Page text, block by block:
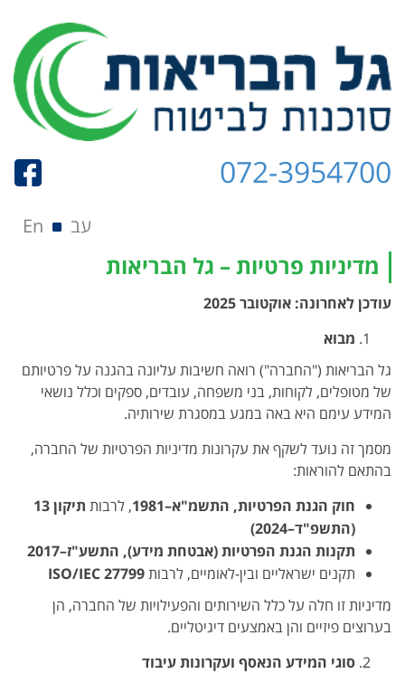
072-3954700
עב En
מדיניות פרטיות – גל הבריאות
עודכן לאחרונה: אוקטובר 2025
מבוא
גל הבריאות ("החברה") רואה חשיבות עליונה בהגנה על פרטיותם
של מטופלים, לקוחות, בני משפחה, עובדים, ספקים וכלל נושאי
המידע עימם היא באה במגע במסגרת שירותיה.
מסמך זה נועד לשקף את עקרונות מדיניות הפרטיות של החברה,
בהתאם להוראות:
חוק הגנת הפרטיות, התשמ"א–1981
, לרבות
תיקון 13
(התשפ"ד–2024)
תקנות הגנת הפרטיות (אבטחת מידע), התשע"ז–2017
תקנים ישראליים ובין-לאומיים, לרבותISO/IEC 27799
מדיניות זו חלה על כלל השירותים והפעילויות של החברה, הן
בערוצים פיזיים והן באמצעים דיגיטליים.
סוגי המידע הנאסף ועקרונות עיבוד